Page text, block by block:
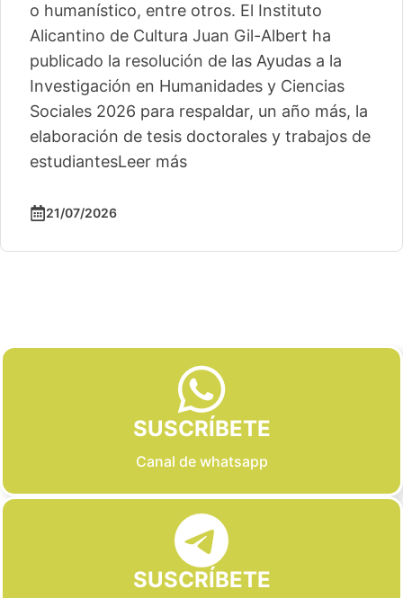
o humanístico, entre otros. El Instituto
Alicantino de Cultura Juan Gil-Albert ha
publicado la resolución de las Ayudas a la
Investigación en Humanidades y Ciencias
Sociales 2026 para respaldar, un año más, la
elaboración de tesis doctorales y trabajos de
estudiantesLeer más
21/07/2026
SUSCRÍBETE
Canal de whatsapp
SUSCRÍBETE